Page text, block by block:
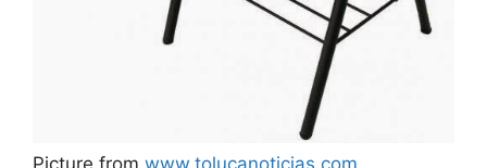
Picture from www.tolucanoticias.com